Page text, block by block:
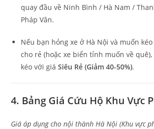
quay đầu về Ninh Bình / Hà Nam /
Pháp Vân.
Nếu bạn hỏng xe ở Hà Nội và muốn
cho rẻ (hoặc xe biển tỉnh muốn về
kéo với giáSiêu Rẻ (Giảm 40-50%).
4. Bảng Giá Cứu Hộ Khu Vực
Giá áp dụng cho nội thành Hà Nội (Khu vực